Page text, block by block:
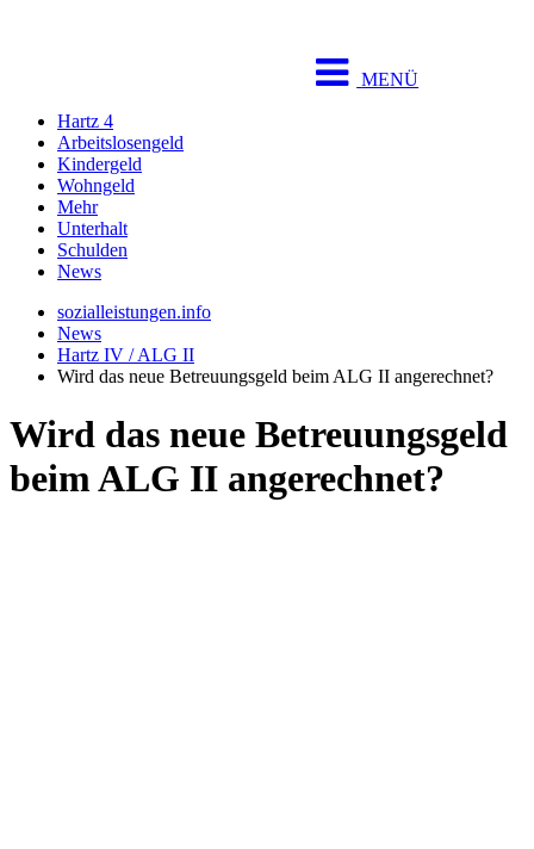
MENÜ
Hartz 4
Arbeitslosengeld
Kindergeld
Wohngeld
Mehr
Unterhalt
Schulden
News
sozialleistungen.info
News
Hartz IV / ALG II
Wird das neue Betreuungsgeld beim ALG II angerechnet?
Wird das neue Betreuungsgeld
beim ALG II angerechnet?